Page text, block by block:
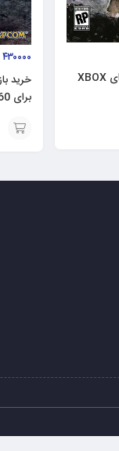
خرید بازی Halo 4 برای XBOX
۴۳۰۰۰۰
برای XBOX 360